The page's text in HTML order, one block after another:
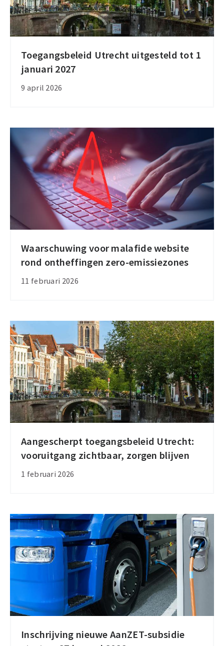
Toegangsbeleid Utrecht uitgesteld tot 1
januari 2027
9 april 2026
Toegangsbeleid
Utrecht
uitgesteld
januari
Waarschuwing voor malafide website
rond ontheffingen zero-emissiezones
11 februari 2026
Waarschuwing
voor
malafide
ontheffingen
zero-
emissiezones
Aangescherpt toegangsbeleid Utrecht:
vooruitgang zichtbaar, zorgen blijven
1 februari 2026
Aangescherpt
toegangsbeleid
Utrecht:
zorgen
blijven
Inschrijving nieuwe AanZET-subsidie
Inschrijving